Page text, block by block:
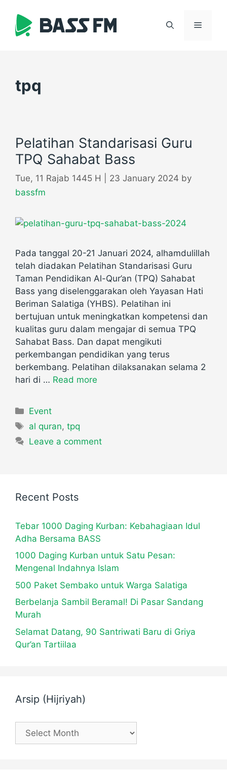
content
Menu
tpq
Pelatihan Standarisasi Guru
TPQ Sahabat Bass
Tue, 11 Rajab 1445 H | 23 January 2024 by
bassfm
Pada tanggal 20-21 Januari 2024, alhamdulillah
telah diadakan Pelatihan Standarisasi Guru
Taman Pendidikan Al-Qur’an (TPQ) Sahabat
Bass yang diselenggarakan oleh Yayasan Hati
Beriman Salatiga (YHBS). Pelatihan ini
bertujuan untuk meningkatkan kompetensi dan
kualitas guru dalam mengajar di semua TPQ
Sahabat Bass. Dan dapat mengikuti
perkembangan pendidikan yang terus
berkembang. Pelatihan dilaksanakan selama 2
hari di … Read more
Categories
Event
Tags
al quran,tpq
Leave a comment
Recent Posts
Tebar 1000 Daging Kurban: Kebahagiaan Idul
Adha Bersama BASS
1000 Daging Kurban untuk Satu Pesan:
Mengenal Indahnya Islam
500 Paket Sembako untuk Warga Salatiga
Berbelanja Sambil Beramal! Di Pasar Sandang
Murah
Selamat Datang, 90 Santriwati Baru di Griya
Qur’an Tartiilaa
Arsip (Hijriyah)
Arsip
(Hijriyah)